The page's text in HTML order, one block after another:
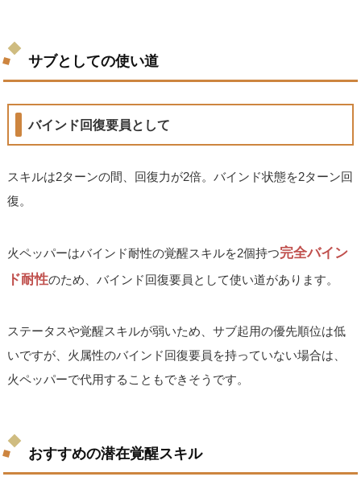
サブとしての使い道
バインド回復要員として
スキルは2ターンの間、回復力が2倍。バインド状態を2ターン回
復。
火ペッパーはバインド耐性の覚醒スキルを2個持つ完全バイン
ド耐性のため、バインド回復要員として使い道があります。
ステータスや覚醒スキルが弱いため、サブ起用の優先順位は低
いですが、火属性のバインド回復要員を持っていない場合は、
火ペッパーで代用することもできそうです。
おすすめの潜在覚醒スキル